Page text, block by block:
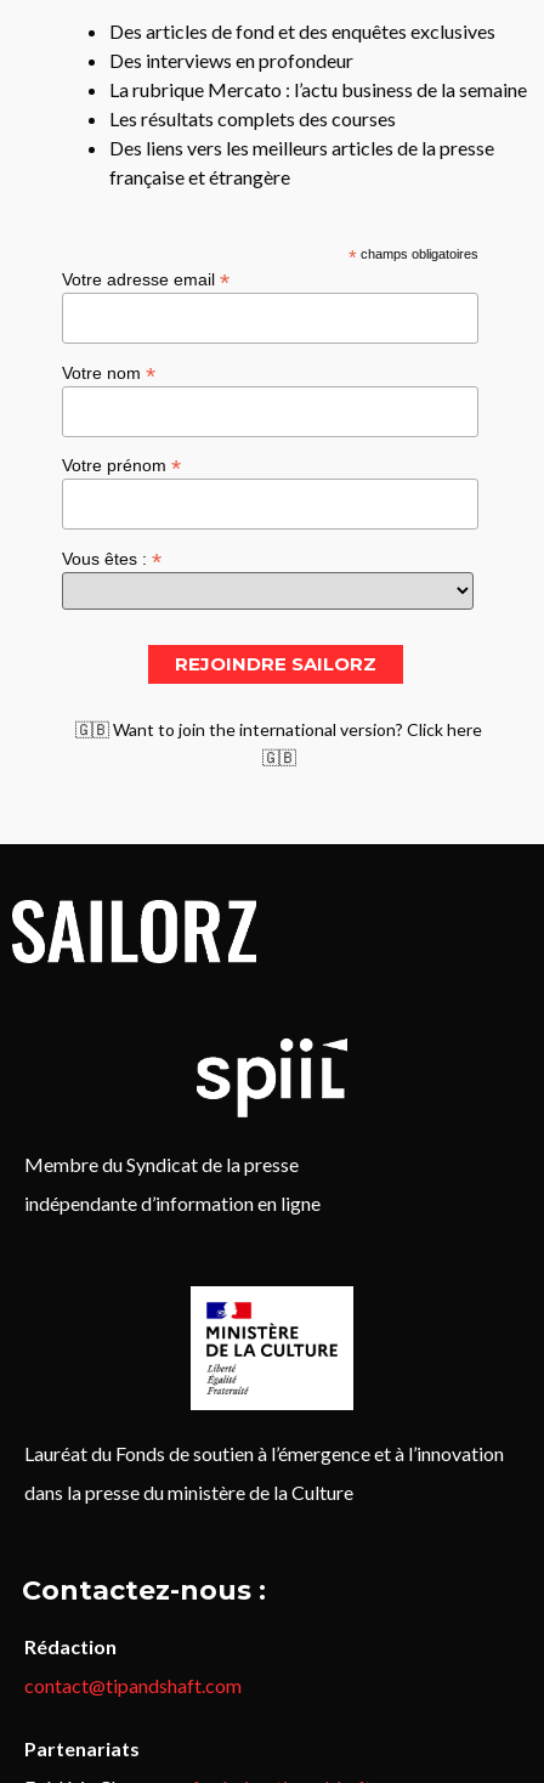
Des articles de fond et des enquêtes exclusives
Des interviews en profondeur
La rubrique Mercato : l’actu business de la semaine
Les résultats complets des courses
Des liens vers les meilleurs articles de la presse
française et étrangère
*champs obligatoires
Votre adresse email*
Votre nom*
Votre prénom*
Vous êtes :*
🇬🇧 Want to join the international version? Click here
🇬🇧
Membre du Syndicat de la presse
indépendante d’information en ligne
Lauréat du Fonds de soutien à l’émergence et à l’innovation
dans la presse du ministère de la Culture
Contactez-nous :
Rédaction
contact@tipandshaft.com
Partenariats